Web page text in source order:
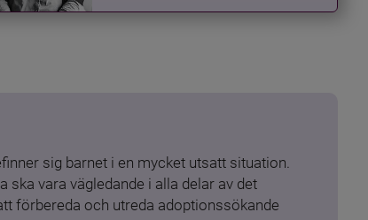
sig barnet i en mycket utsatt situation.
vara vägledande i alla delar av det
förbereda och utreda adoptionssökande